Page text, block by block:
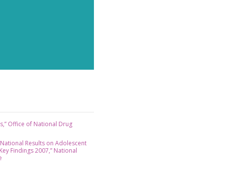
Office of National Drug
Results on Adolescent
Findings 2007,” National